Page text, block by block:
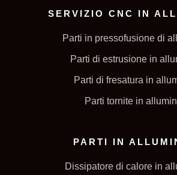
SERVIZIO CNC IN
Parti in pressofusione di
Parti di estrusione in
Parti di fresatura in
Parti tornite in
PARTI IN
Dissipatore di calore in